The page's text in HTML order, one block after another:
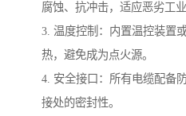
腐蚀、抗冲击，适应恶劣工业
3. 温度控制：内置温控装置
热，避免成为点火源。
4. 安全接口：所有电缆配备
接处的密封性。